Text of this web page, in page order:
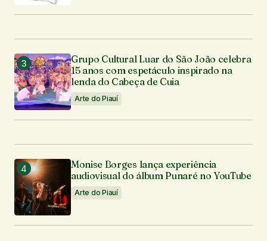
Grupo Cultural Luar do São João celebra
15 anos com espetáculo inspirado na
lenda do Cabeça de Cuia
Arte do Piauí
Monise Borges lança experiência
audiovisual do álbum Punaré no YouTube
Arte do Piauí